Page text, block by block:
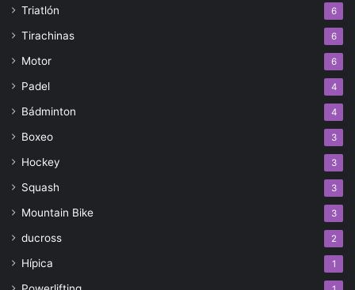
Triatlón 6
Tirachinas 6
Motor 6
Padel 4
Bádminton 4
Boxeo 3
Hockey 3
Squash 3
Mountain Bike 3
ducross 2
Hípica 1